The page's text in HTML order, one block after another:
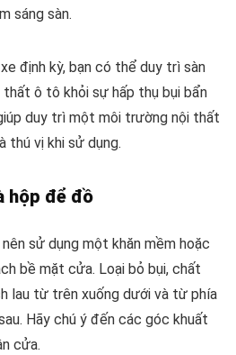
sáng sàn.
định kỳ, bạn có thể duy trì sàn
thất ô tô khỏi sự hấp thụ bụi bẩn
duy trì một môi trường nội thất
thú vị khi sử dụng.
hộp để đồ
sử dụng một khăn mềm hoặc
bề mặt cửa. Loại bỏ bụi, chất
lau từ trên xuống dưới và từ phía
Hãy chú ý đến các góc khuất
cửa.